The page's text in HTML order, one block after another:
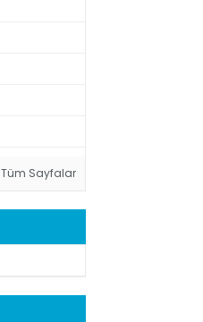
Tüm Sayfalar